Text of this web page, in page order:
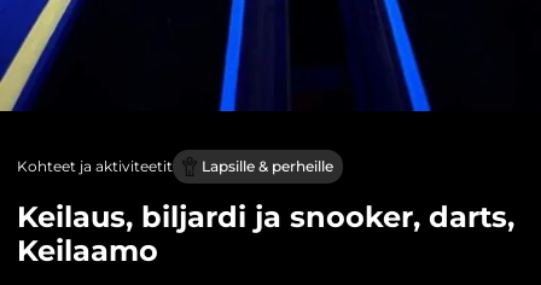
Kohteet ja aktiviteetit Lapsille & perheille
Keilaus, biljardi ja snooker, darts,
Keilaamo